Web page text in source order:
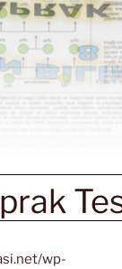
wp-